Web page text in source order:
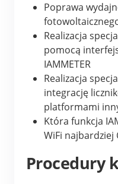
Poprawa
Realizacja
pomocą
IAMMETER
Realizacja
integrację
platformami
Która funkcja
WiFi najbardziej
Procedury